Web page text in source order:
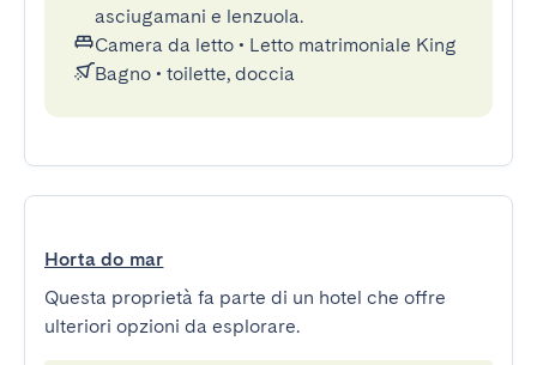
asciugamani e lenzuola.
Camera da letto • Letto matrimoniale King
Bagno • toilette, doccia
Horta do mar
Questa proprietà fa parte di un hotel che offre
ulteriori opzioni da esplorare.